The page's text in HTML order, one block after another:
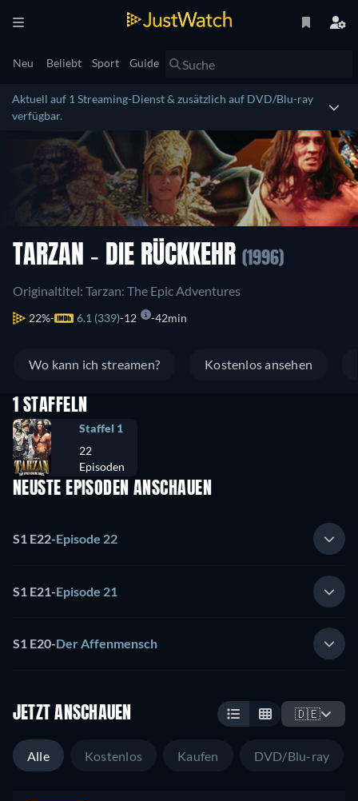
Neu Beliebt Sport Guide
Aktuell auf 1 Streaming-Dienst & zusätzlich auf DVD/Blu-ray
verfügbar.
TARZAN - DIE RÜCKKEHR (1996)
Originaltitel: Tarzan: The Epic Adventures
22% 6.1 (339) 12 42min
Wo kann ich streamen? Kostenlos ansehen
1 STAFFELN
Staffel 1
22
Episoden
NEUSTE EPISODEN ANSCHAUEN
S1 E22-Episode 22
S1 E21-Episode 21
S1 E20-Der Affenmensch
JETZT ANSCHAUEN 🇩🇪
Alle Kostenlos Kaufen DVD/Blu-ray